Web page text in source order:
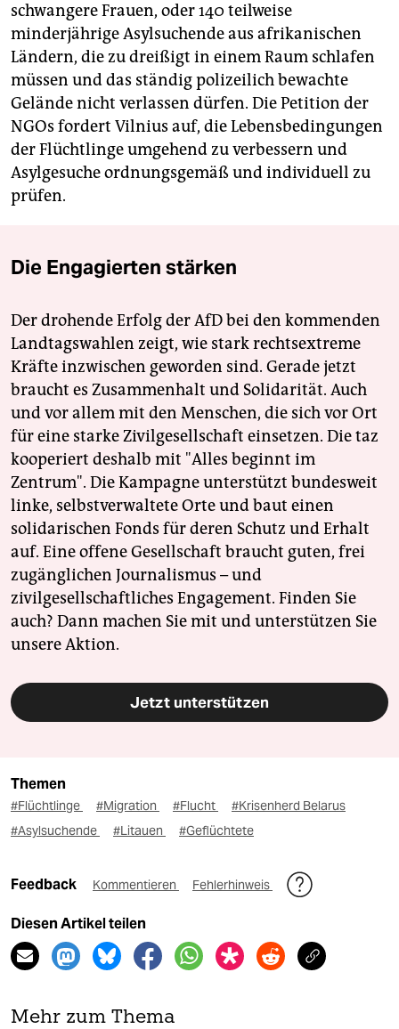
schwangere Frauen, oder 140 teilweise
minderjährige Asylsuchende aus afrikanischen
Ländern, die zu dreißigt in einem Raum schlafen
müssen und das ständig polizeilich bewachte
Gelände nicht verlassen dürfen. Die Petition der
NGOs fordert Vilnius auf, die Lebensbedingungen
der Flüchtlinge umgehend zu verbessern und
Asylgesuche ordnungsgemäß und individuell zu
prüfen.
Die Engagierten stärken
Der drohende Erfolg der AfD bei den kommenden
Landtagswahlen zeigt, wie stark rechtsextreme
Kräfte inzwischen geworden sind. Gerade jetzt
braucht es Zusammenhalt und Solidarität. Auch
und vor allem mit den Menschen, die sich vor Ort
für eine starke Zivilgesellschaft einsetzen. Die taz
kooperiert deshalb mit "Alles beginnt im
Zentrum". Die Kampagne unterstützt bundesweit
linke, selbstverwaltete Orte und baut einen
solidarischen Fonds für deren Schutz und Erhalt
auf. Eine offene Gesellschaft braucht guten, frei
zugänglichen Journalismus – und
zivilgesellschaftliches Engagement. Finden Sie
auch? Dann machen Sie mit und unterstützen Sie
unsere Aktion.
Jetzt unterstützen
Themen
#Flüchtlinge #Migration #Flucht
#Krisenherd Belarus
#Asylsuchende
#Litauen #Geflüchtete
Feedback Kommentieren Fehlerhinweis
Diesen Artikel teilen
Mehr zum Thema